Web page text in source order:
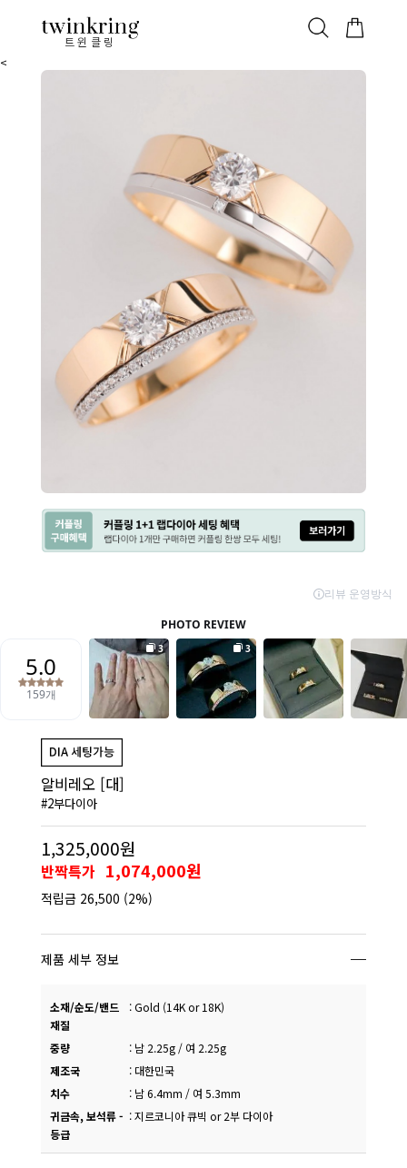
트윈클링
ALL 베스트 안쪽막음 웨딩/다이아 가드링/반지
<
알비레오 [대]
#2부다이아
1,325,000원
반짝특가 1,074,000원
적립금 26,500 (2%)
제품 세부 정보
소재/순도/밴드
재질
:Gold (14K or 18K)
중량 : 남 2.25g / 여 2.25g
제조국
: 대한민국
치수
: 남 6.4mm / 여 5.3mm
귀금속, 보석류 -
등급
:지르코니아 큐빅 or 2부 다이아